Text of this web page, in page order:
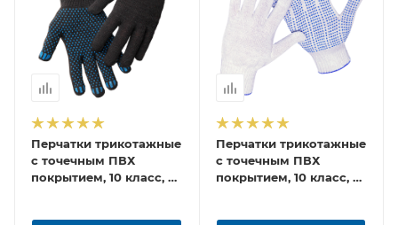
Перчатки трикотажные
с точечным ПВХ
покрытием, 10 класс, 4
Перчатки трикотажные
с точечным ПВХ
покрытием, 10 класс, 4